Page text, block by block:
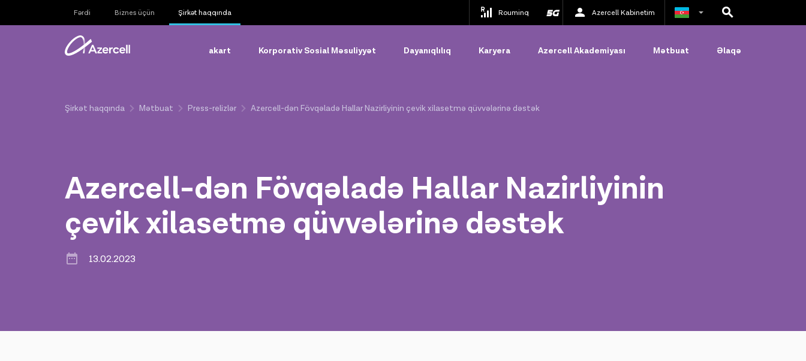
Fərdi Biznes üçün Şirkət haqqında Rouminq Azercell Kabinetim
akart Korporativ Sosial Məsuliyyət Dayanıqlılıq Karyera Azercell Akademiyası Mətbuat Əlaqə
Şirkət haqqında Mətbuat Press-relizlər Azercell-dən Fövqəladə Hallar Nazirliyinin çevik xilasetmə qüvvələrinə dəstək
Azercell-dən Fövqəladə Hallar Nazirliyinin
çevik xilasetmə qüvvələrinə dəstək
13.02.2023